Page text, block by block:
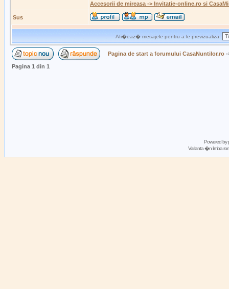
Accesorii de mireasa -> Invitatie-online.ro si
Sus
Afi�eaz� mesajele pentru a le previzualiza:
Pagina de start a forumului CasaNuntilor.ro
Pagina 1 din 1
Powered by
Varianta �n limba